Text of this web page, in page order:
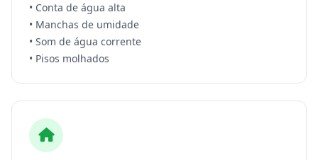
• Conta de água alta
• Manchas de umidade
• Som de água corrente
• Pisos molhados